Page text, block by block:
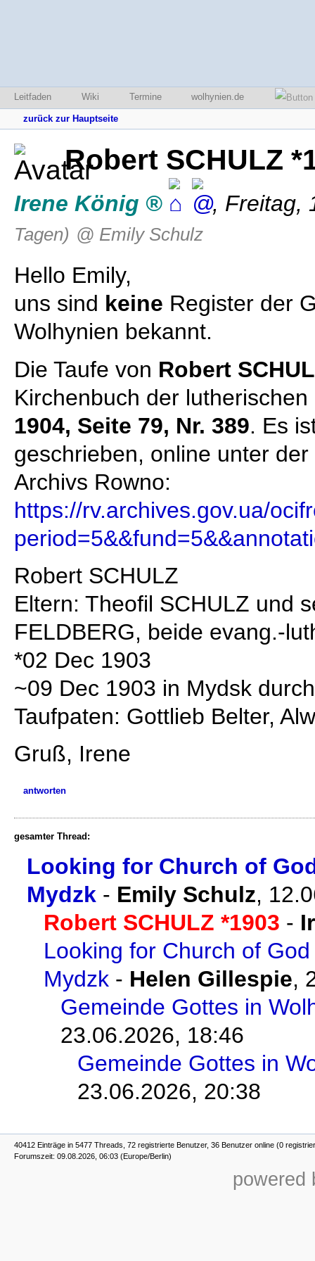
Leitfaden Wiki Termine wolhynien.de
zurück zur Hauptseite
Robert SCHULZ
Irene König , Freitag,
Tagen) @ Emily Schulz
Hello Emily,
uns sind keine Register der
Wolhynien bekannt.
Die Taufe von Robert
Kirchenbuch der
1904, Seite 79, Nr. 389. Es
geschrieben, online unter der
Archivs Rowno:
https://rv.archives.gov.ua/
Robert SCHULZ
Eltern: Theofil SCHULZ und
FELDBERG, beide evang.-
*02 Dec 1903
~09 Dec 1903 in Mydsk
Taufpaten: Gottlieb Belter,
Gruß, Irene
antworten
gesamter Thread:
Looking for Church of
Mydzk - Emily Schulz,
Robert SCHULZ *1903 -
Looking for Church of
Mydzk - Helen Gillespie,
Gemeinde Gottes in
23.06.2026, 18:46
Gemeinde Gottes in
23.06.2026, 20:38
40412 Einträge in 5477 Threads, 72 registrierte Benutzer, 36 Benutzer online (0
Forumszeit: 09.08.2026, 06:03 (Europe/Berlin)
powered